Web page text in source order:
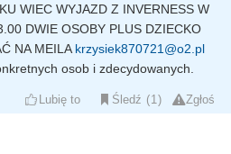
WIEC WYJAZD Z INVERNESS W
DWIE OSOBY PLUS DZIECKO
NA MEILA krzysiek870721@o2.pl
osob i zdecydowanych.
Lubię to Śledź 1 Zgłoś